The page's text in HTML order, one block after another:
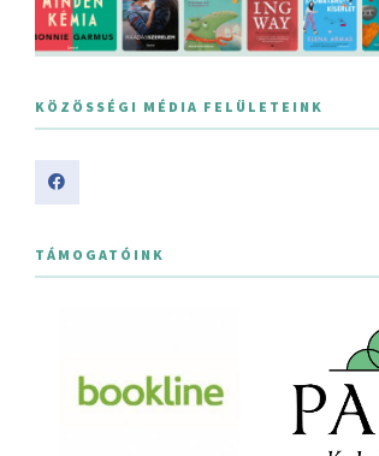
KÖZÖSSÉGI MÉDIA FELÜLETEINK
TÁMOGATÓINK